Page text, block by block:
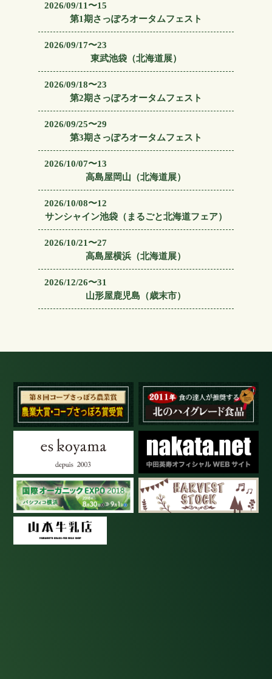
2026/09/11〜15
第1期さっぽろオータムフェスト
2026/09/17〜23
東武池袋（北海道展）
2026/09/18〜23
第2期さっぽろオータムフェスト
2026/09/25〜29
第3期さっぽろオータムフェスト
2026/10/07〜13
高島屋岡山（北海道展）
2026/10/08〜12
サンシャイン池袋（まるごと北海道フェア）
2026/10/21〜27
高島屋横浜（北海道展）
2026/12/26〜31
山形屋鹿児島（歳末市）